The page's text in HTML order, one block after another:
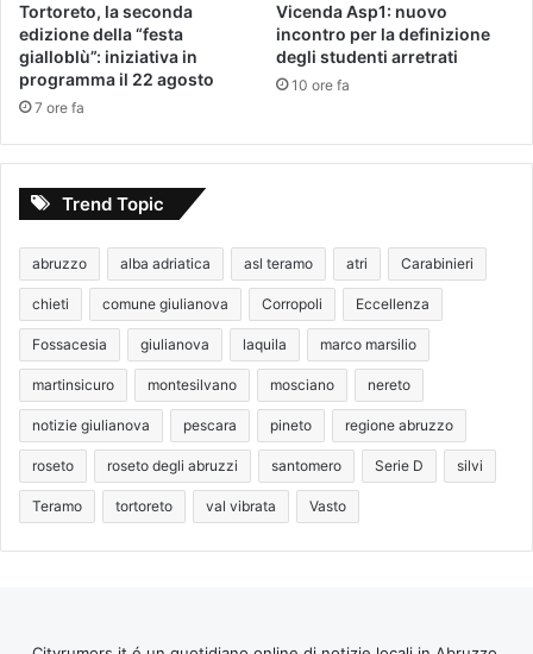
Tortoreto, la seconda
edizione della “festa
gialloblù”: iniziativa in
programma il 22 agosto
7 ore fa
Vicenda Asp1: nuovo
incontro per la definizione
degli studenti arretrati
10 ore fa
Trend Topic
abruzzo alba adriatica asl teramo atri Carabinieri
chieti comune giulianova Corropoli Eccellenza
Fossacesia giulianova laquila marco marsilio
martinsicuro montesilvano mosciano nereto
notizie giulianova pescara pineto regione abruzzo
roseto roseto degli abruzzi santomero Serie D silvi
Teramo tortoreto val vibrata Vasto